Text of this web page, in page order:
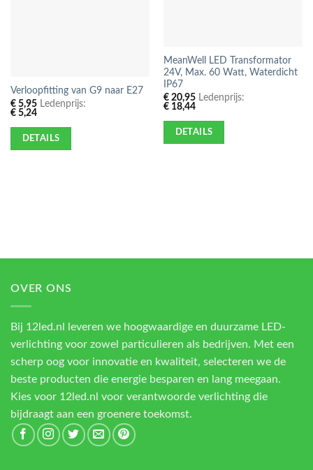
Verloopfitting van G9 naar E27
€5,95Ledenprijs:
€5,24
DETAILS
MeanWell LED Transformator
24V, Max. 60 Watt, Waterdicht
IP67
€20,95Ledenprijs:
€18,44
DETAILS
OVER ONS
Bij 12led.nl leveren we hoogwaardige en duurzame LED-
verlichting voor zowel particulieren als bedrijven. Met een
scherp oog voor innovatie en kwaliteit, selecteren we de
beste producten die energie besparen en lang meegaan.
Kies voor 12led.nl voor verantwoorde verlichting die
bijdraagt aan een groenere toekomst.